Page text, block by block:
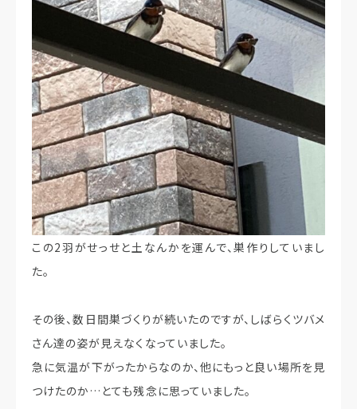
この2羽がせっせと土なんかを運んで、巣作りしていまし
た。
その後、数日間巣づくりが続いたのですが、しばらくツバメ
さん達の姿が見えなくなっていました。
急に気温が下がったからなのか、他にもっと良い場所を見
つけたのか…とても残念に思っていました。